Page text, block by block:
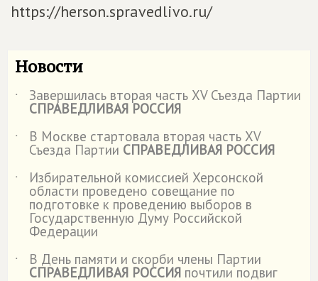
https://herson.spravedlivo.ru/
Новости
˙ Завершилась вторая часть XV Съезда Партии
СПРАВЕДЛИВАЯ РОССИЯ
˙
В Москве стартовала вторая часть XV
Съезда Партии СПРАВЕДЛИВАЯ РОССИЯ
˙
Избирательной комиссией Херсонской
области проведено совещание по
подготовке к проведению выборов в
Государственную Думу Российской
Федерации
˙
В День памяти и скорби члены Партии
СПРАВЕДЛИВАЯ РОССИЯ почтили подвиг